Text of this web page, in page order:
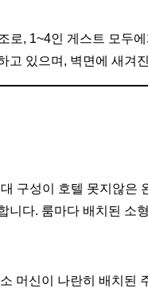
로, 1~4인 게스트 모두
고 있으며, 벽면에 새겨진
구성이 호텔 못지않
니다. 룸마다 배치된
머신이 나란히 배치